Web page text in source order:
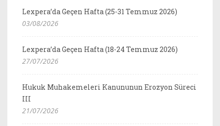
Lexpera’da Geçen Hafta (25-31 Temmuz 2026)
03/08/2026
Lexpera’da Geçen Hafta (18-24 Temmuz 2026)
27/07/2026
Hukuk Muhakemeleri Kanununun Erozyon Süreci
III
21/07/2026